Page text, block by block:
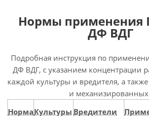
Нормы применения
ДФ ВДГ
Подробная инструкция по
ДФ ВДГ, с указанием концентрации
каждой культуры и вредителя, а
и механизированных
НормаКультуры Вредители